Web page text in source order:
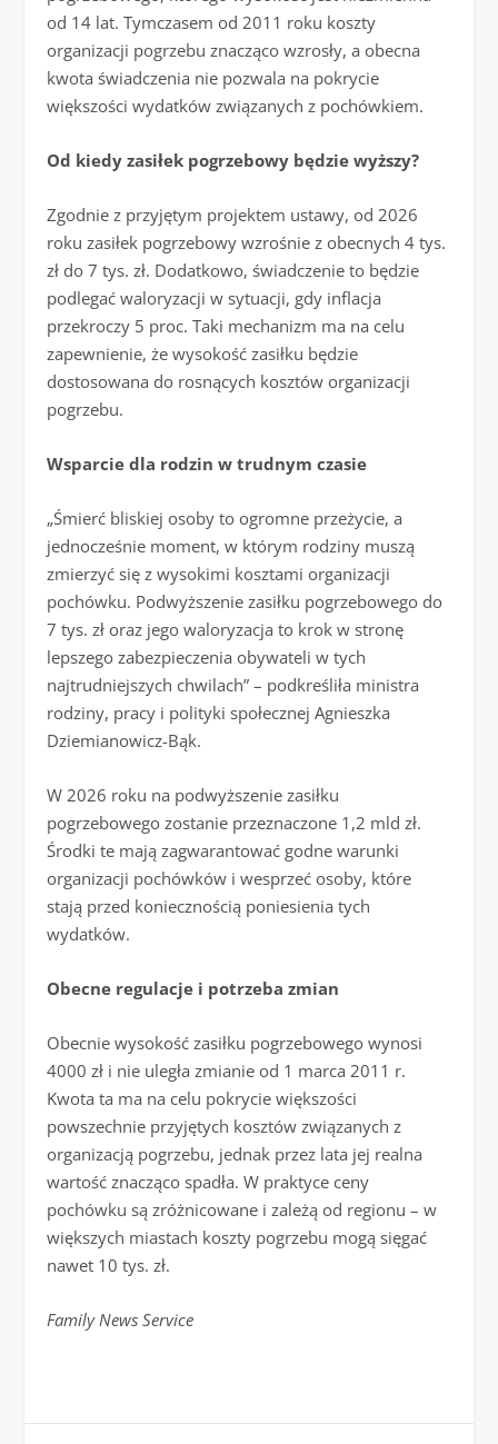
od 14 lat. Tymczasem od 2011 roku koszty
organizacji pogrzebu znacząco wzrosły, a obecna
kwota świadczenia nie pozwala na pokrycie
większości wydatków związanych z pochówkiem.
Od kiedy zasiłek pogrzebowy będzie wyższy?
Zgodnie z przyjętym projektem ustawy, od 2026
roku zasiłek pogrzebowy wzrośnie z obecnych 4 tys.
zł do 7 tys. zł. Dodatkowo, świadczenie to będzie
podlegać waloryzacji w sytuacji, gdy inflacja
przekroczy 5 proc. Taki mechanizm ma na celu
zapewnienie, że wysokość zasiłku będzie
dostosowana do rosnących kosztów organizacji
pogrzebu.
Wsparcie dla rodzin w trudnym czasie
„Śmierć bliskiej osoby to ogromne przeżycie, a
jednocześnie moment, w którym rodziny muszą
zmierzyć się z wysokimi kosztami organizacji
pochówku. Podwyższenie zasiłku pogrzebowego do
7 tys. zł oraz jego waloryzacja to krok w stronę
lepszego zabezpieczenia obywateli w tych
najtrudniejszych chwilach” – podkreśliła ministra
rodziny, pracy i polityki społecznej Agnieszka
Dziemianowicz-Bąk.
W 2026 roku na podwyższenie zasiłku
pogrzebowego zostanie przeznaczone 1,2 mld zł.
Środki te mają zagwarantować godne warunki
organizacji pochówków i wesprzeć osoby, które
stają przed koniecznością poniesienia tych
wydatków.
Obecne regulacje i potrzeba zmian
Obecnie wysokość zasiłku pogrzebowego wynosi
4000 zł i nie uległa zmianie od 1 marca 2011 r.
Kwota ta ma na celu pokrycie większości
powszechnie przyjętych kosztów związanych z
organizacją pogrzebu, jednak przez lata jej realna
wartość znacząco spadła. W praktyce ceny
pochówku są zróżnicowane i zależą od regionu – w
większych miastach koszty pogrzebu mogą sięgać
nawet 10 tys. zł.
Family News Service